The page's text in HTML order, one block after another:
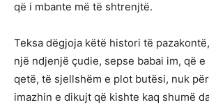
që i mbante më të shtrenjtë.
Teksa dëgjoja këtë histori të
një ndjenjë çudie, sepse babai im, që
qetë, të sjellshëm e plot butësi, nuk
imazhin e dikujt që kishte kaq shumë